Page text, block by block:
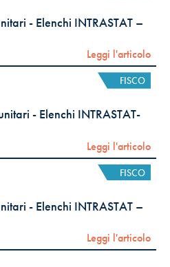
- Elenchi INTRASTAT –
Leggi l'articolo
FISCO
- Elenchi INTRASTAT-
Leggi l'articolo
FISCO
- Elenchi INTRASTAT –
Leggi l'articolo